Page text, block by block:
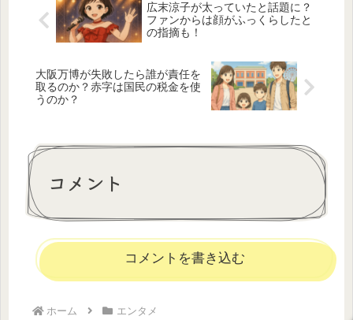
広末涼子が太っていたと話題に？
ファンからは顔がふっくらしたと
の指摘も！
大阪万博が失敗したら誰が責任を
取るのか？赤字は国民の税金を使
うのか？
コメント
コメントを書き込む
ホーム エンタメ